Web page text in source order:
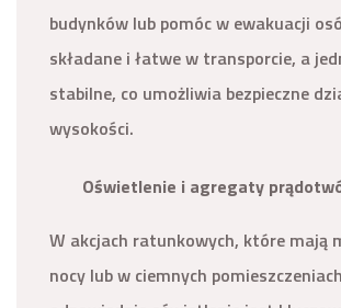
budynków lub pomóc w ewakuacji
składane i łatwe w transporcie, a
stabilne, co umożliwia bezpieczne
wysokości.
Oświetlenie i agregaty
W akcjach ratunkowych, które mają
nocy lub w ciemnych